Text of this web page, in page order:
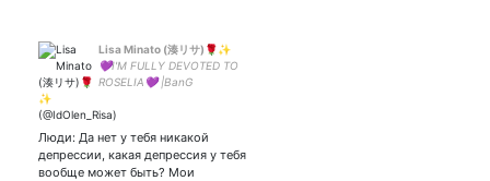
Lisa Minato (湊リサ)🌹✨
💜I'M FULLY DEVOTED TO
ROSELIA💜 |BanG
Live•D4DJ•Project
Sekai•Revue Starlight•22/7|
|Dreamcatcher•(G)I-DLE|
Люди: Да нет у тебя никакой
депрессии, какая депрессия у тебя
вообще может быть? Мои